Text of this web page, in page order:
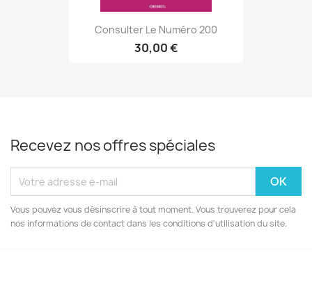
Consulter Le Numéro 200
30,00 €
Recevez nos offres spéciales
Vous pouvez vous désinscrire à tout moment. Vous trouverez pour cela
nos informations de contact dans les conditions d'utilisation du site.